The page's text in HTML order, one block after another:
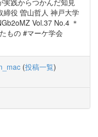
践からつかんだ知見
役 曽山哲人 神戸大学
Vol.37 No.4 ＊
もの #マーケ学会
(投稿一覧)